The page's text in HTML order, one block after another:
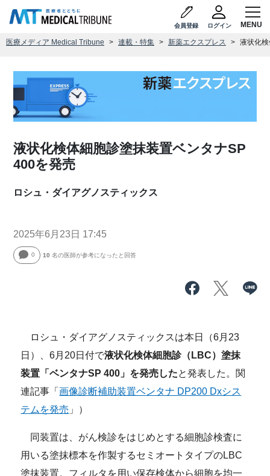
会員登録 ログイン
医療メディア Medical Tribune 連載・特集 新薬エクスプレス 液状化
液状化検体細胞診塗抹装置ベンタナSP
400を発売
ロシュ・ダイアグノスティックス
2025年6月23日 17:45
0 10 名の医師が参考になったと回答
ロシュ・ダイアグノスティックスは本日（6月23
日）、6月20日付で液状化検体細胞診（LBC）塗抹
装置「ベンタナSP 400」を発売したと発表した。関
連記事「画像診断補助装置ベンタナ DP200 Dxシス
テムを発売 」）
同装置は、がん検診をはじめとする細胞診検査に
用いる塗抹標本を作製するセミオートタイプのLBC
塗抹装置。フィルタを用い保存検体から細胞を均一